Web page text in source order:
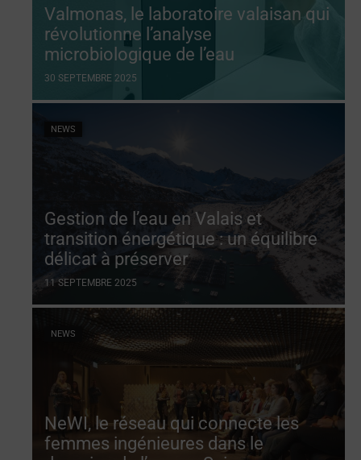
Valmonas, le laboratoire valaisan qui
révolutionne l’analyse
microbiologique de l’eau
30 SEPTEMBRE 2025
NEWS
Gestion de l’eau en Valais et
transition énergétique : un équilibre
délicat à préserver
11 SEPTEMBRE 2025
NEWS
NeWI, le réseau qui connecte les
femmes ingénieures dans le